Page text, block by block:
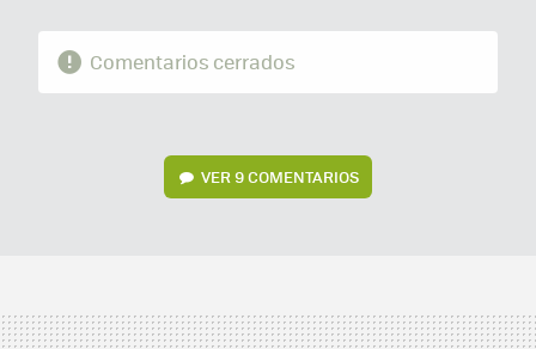
Comentarios cerrados
VER 9 COMENTARIOS